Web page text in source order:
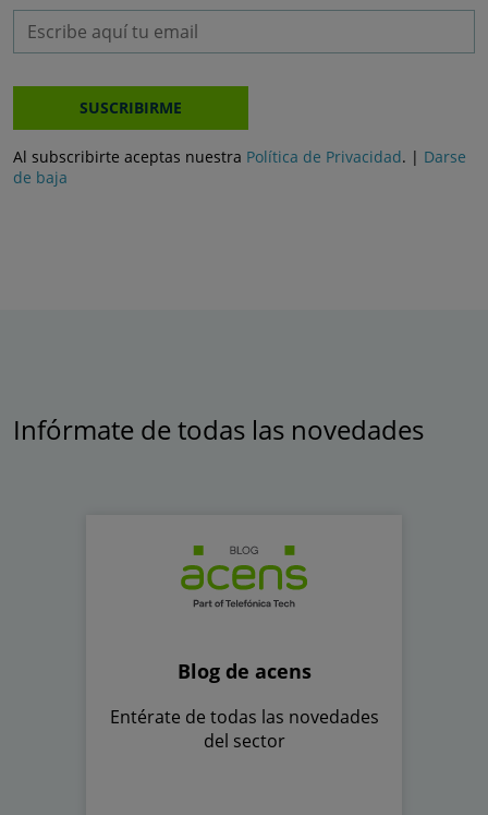
SUSCRIBIRME
Al subscribirte aceptas nuestra Política de Privacidad. | Darse
de baja
Infórmate de todas las novedades
Blog de acens
Entérate de todas las novedades
del sector